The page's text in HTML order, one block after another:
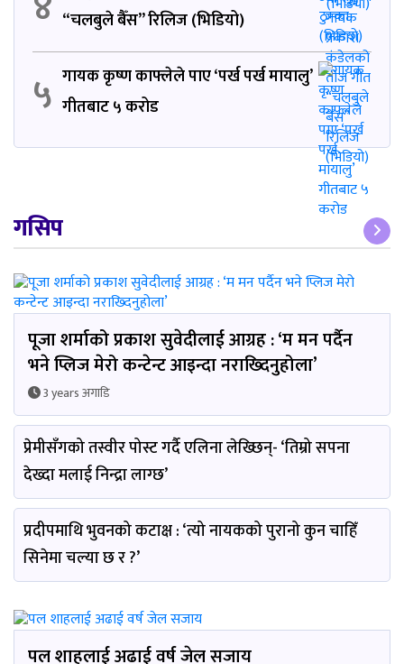
“चलबुले बैँस” रिलिज (भिडियो)
५ गायक कृष्ण काफ्लेले पाए ‘पर्ख पर्ख मायालु’
गीतबाट ५ करोड
गसिप
पूजा शर्माको प्रकाश सुवेदीलाई आग्रह : ‘म मन पर्दैन
भने प्लिज मेरो कन्टेन्ट आइन्दा नराख्दिनुहोला’
3 years अगाडि
प्रेमीसँगको तस्वीर पोस्ट गर्दै एलिना लेख्छिन्- ‘तिम्रो सपना
देख्दा मलाई निन्द्रा लाग्छ’
प्रदीपमाथि भुवनको कटाक्ष : ‘त्यो नायकको पुरानो कुन चाहिँ
सिनेमा चल्या छ र ?’
पल शाहलाई अढाई वर्ष जेल सजाय